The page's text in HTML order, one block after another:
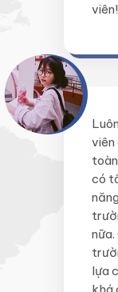
viên!
viên
có
lựa